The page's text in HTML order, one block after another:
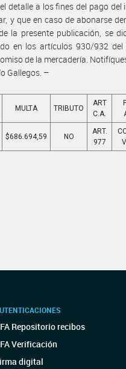
detalle a los fines del pago del
y que en caso de abonarse
la presente publicación, se
en los artículos 930/932 del
de la mercadería.
Gallegos. –
MULTA TRIBUTO
ART
C.A.
$686.694,59 NO
ART.
977
Repositorio recibos
Verificación
digital